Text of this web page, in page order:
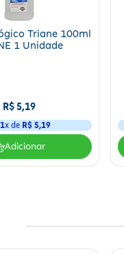
Triane 100ml
1 Unidade
R$5,19
1x de R$ 5,19
Adicionar